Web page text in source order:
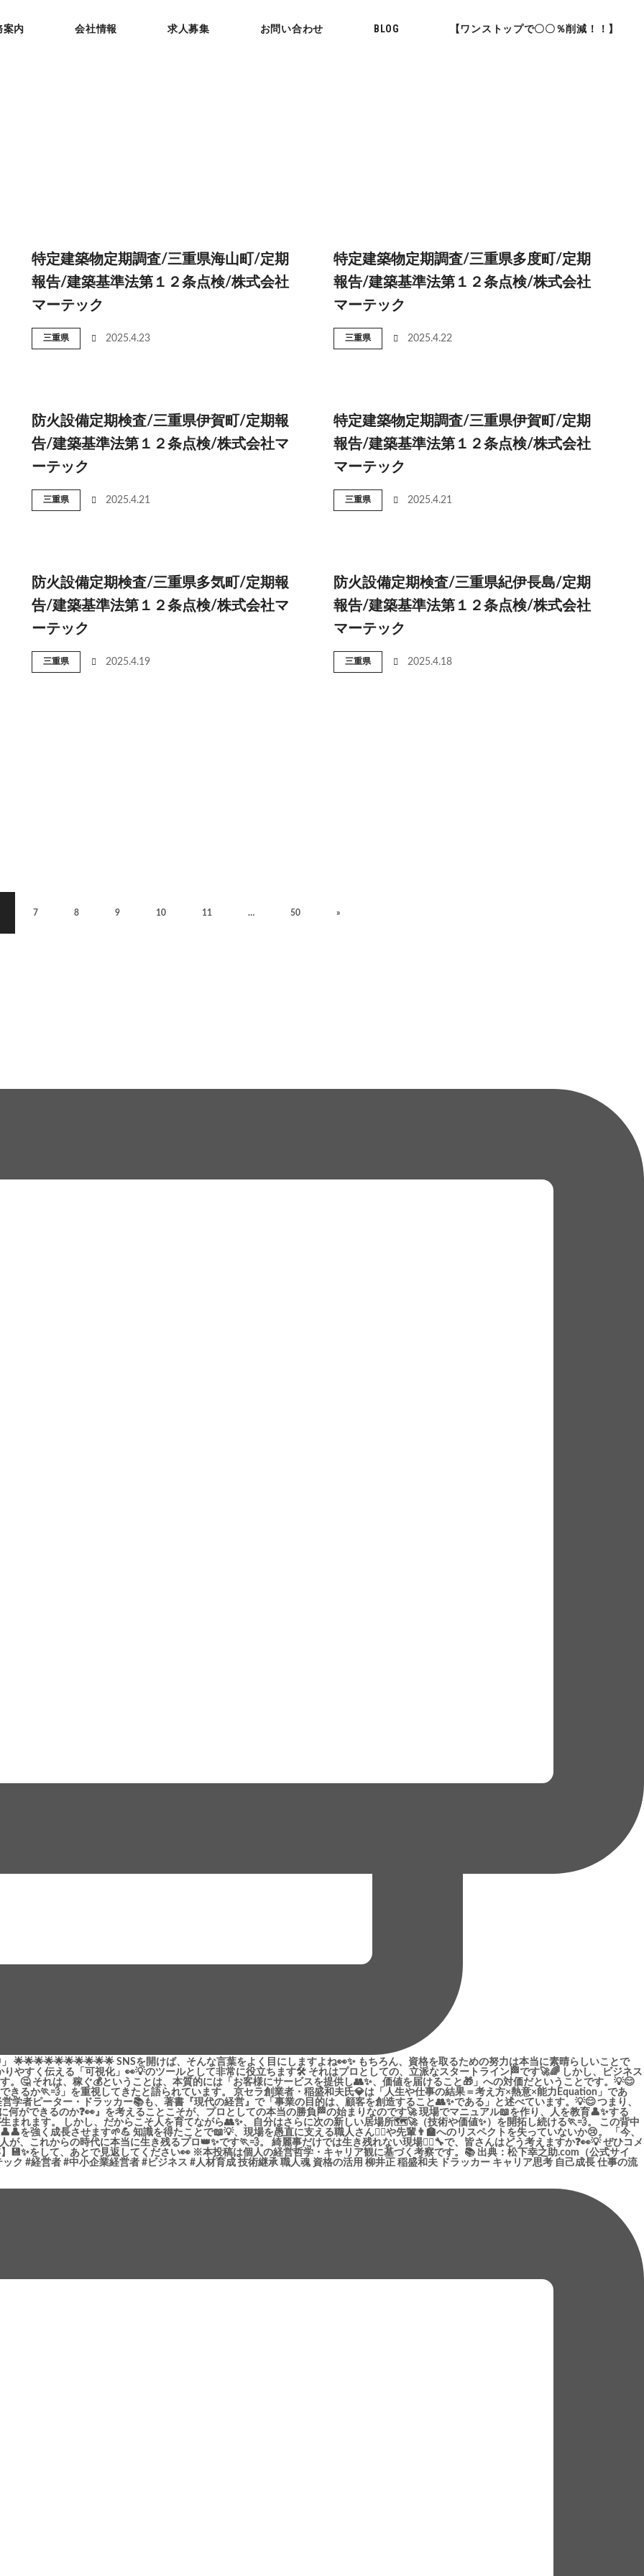
案内 会社情報 求人募集 お問い合わせ BLOG 【ワンストップで〇〇％削減！！】
特定建築物定期調査/三重県海山町/定期
報告/建築基準法第１２条点検/株式会社
マーテック
三重県 2025.4.23
特定建築物定期調査/三重県多度町/定期
報告/建築基準法第１２条点検/株式会社
マーテック
三重県 2025.4.22
防火設備定期検査/三重県伊賀町/定期報
告/建築基準法第１２条点検/株式会社マ
ーテック
三重県 2025.4.21
特定建築物定期調査/三重県伊賀町/定期
報告/建築基準法第１２条点検/株式会社
マーテック
三重県 2025.4.21
防火設備定期検査/三重県多気町/定期報
告/建築基準法第１２条点検/株式会社マ
ーテック
三重県 2025.4.19
防火設備定期検査/三重県紀伊長島/定期
報告/建築基準法第１２条点検/株式会社
マーテック
三重県 2025.4.18
7 8 9 10 11 … 50 »